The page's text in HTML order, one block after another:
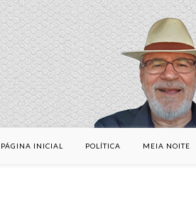
PÁGINA INICIAL POLÍTICA MEIA NOITE